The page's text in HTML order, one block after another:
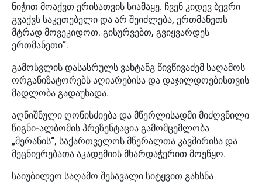
ნიჭით მოაქვთ ერისათვის სიამაყე. ჩვენ კიდევ ბევრი
გვაქვს საკეთებელი და არ შეიძლება, ერთმანეთს
მტრად მოვეკიდოთ. გისურვებთ, გვიყვარდეს
ერთმანეთი“.
გამოსვლის დასასრულს ვახტანგ წივწივაძემ საღამოს
ორგანიზატორებს აღიარებისა და დაჯილდოებისთვის
მადლობა გადაუხადა.
აღნიშნული ღონისძიება და მწერლისადმი მიძღვნილი
წიგნი-ალბომის პრეზენტაცია გამომცემლობა
„მერანის“, საქართველოს მწერალთა კავშირისა და
მეცნიერებათა აკადემიის მხარდაჭერით მოეწყო.
საიუბილეო საღამო შესავალი სიტყვით გახსნა